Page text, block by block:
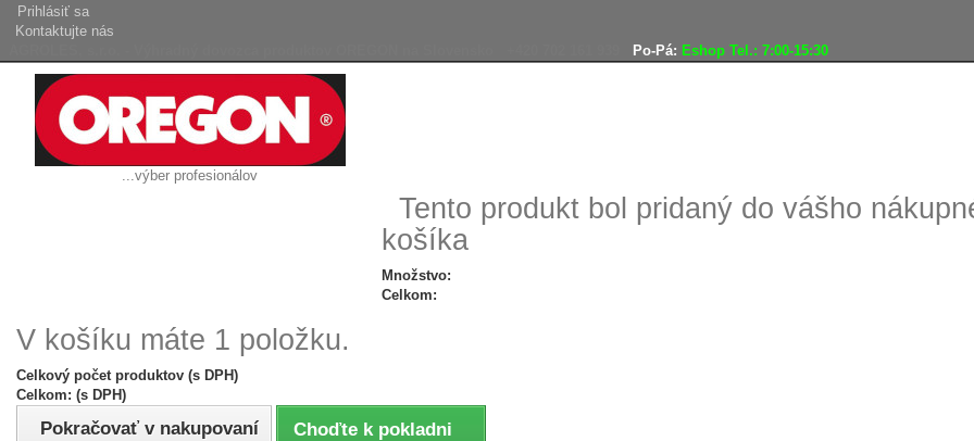
Prihlásiť sa
Kontaktujte nás
Po-Pá: Eshop Tel.: 7:00-15:30
...výber profesionálov
Tento produkt bol pridaný do vášho
košíka
Množstvo:
Celkom:
V košíku máte 1 položku.
Celkový počet produktov (s DPH)
Celkom: (s DPH)
Pokračovať v nakupovaní Choďte k pokladni